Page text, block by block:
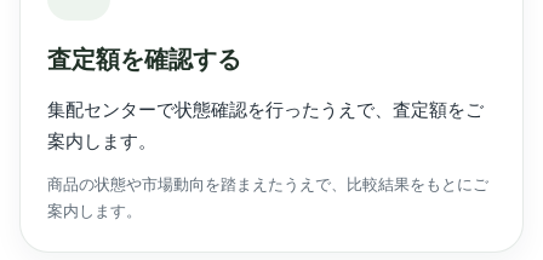
査定額を確認する
集配センターで状態確認を行ったうえで、査定額をご
案内します。
商品の状態や市場動向を踏まえたうえで、比較結果をもとにご
案内します。